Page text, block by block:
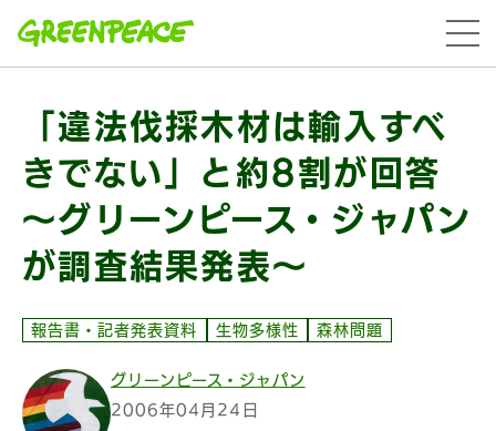
menu
「違法伐採木材は輸入すべ
きでない」と約8割が回答
～グリーンピース・ジャパン
が調査結果発表～
報告書・記者発表資料 生物多様性 森林問題
グリーンピース・ジャパン
2006年04月24日